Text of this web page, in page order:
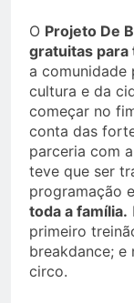
O Projeto De
gratuitas para
a comunidade
cultura e da
começar no
conta das
parceria com
teve que ser
programação
toda a família.
primeiro
breakdance; e
circo.